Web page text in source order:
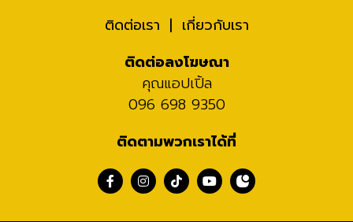
ติดต่อเรา
เกี่ยวกับเรา
ติดต่อลงโฆษณา
คุณแอปเปิ้ล
096 698 9350
ติดตามพวกเราได้ที่